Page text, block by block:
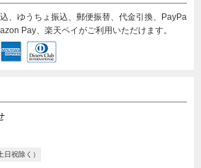
、ゆうちょ振込、郵便振替、代金引換、PayPa
Pay、楽天ペイがご利用いただけます。
祝除く）